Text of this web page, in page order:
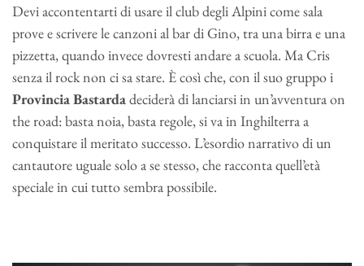
Devi accontentarti di usare il club degli Alpini come sala
prove e scrivere le canzoni al bar di Gino, tra una birra e una
pizzetta, quando invece dovresti andare a scuola. Ma Cris
senza il rock non ci sa stare. È così che, con il suo gruppo i
Provincia Bastardadeciderà di lanciarsi in un’avventura on
the road: basta noia, basta regole, si va in Inghilterra a
conquistare il meritato successo. L’esordio narrativo di un
cantautore uguale solo a se stesso, che racconta quell’età
speciale in cui tutto sembra possibile.